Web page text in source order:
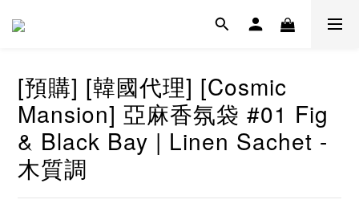
[預購] [韓國代理] [Cosmic
Mansion] 亞麻香氛袋 #01 Fig
& Black Bay | Linen Sachet -
木質調